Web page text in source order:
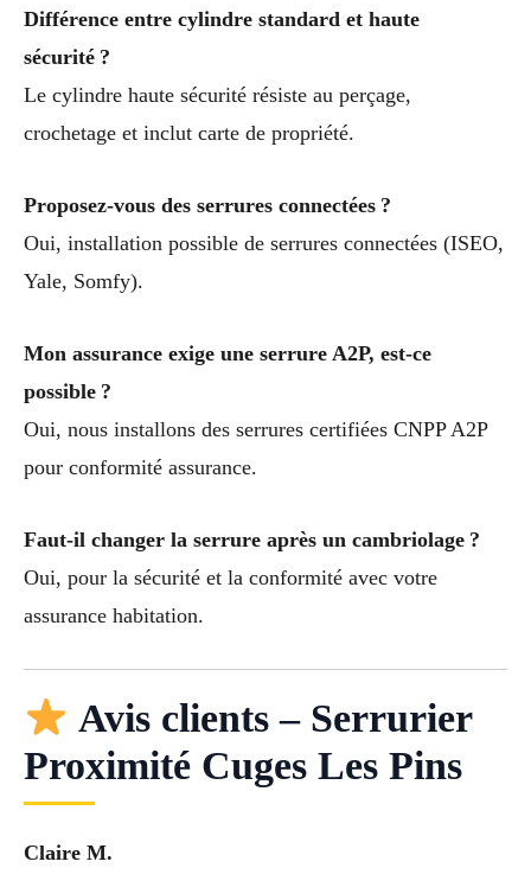
Différence entre cylindre standard et haute
sécurité ?
Le cylindre haute sécurité résiste au perçage,
crochetage et inclut carte de propriété.
Proposez-vous des serrures connectées ?
Oui, installation possible de serrures connectées (ISEO,
Yale, Somfy).
Mon assurance exige une serrure A2P, est-ce
possible ?
Oui, nous installons des serrures certifiées CNPP A2P
pour conformité assurance.
Faut-il changer la serrure après un cambriolage ?
Oui, pour la sécurité et la conformité avec votre
assurance habitation.
Avis clients – Serrurier
Proximité Cuges Les Pins
Claire M.